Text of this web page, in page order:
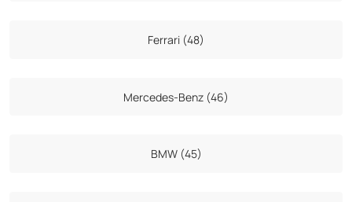
Ferrari (48)
Mercedes-Benz (46)
BMW (45)